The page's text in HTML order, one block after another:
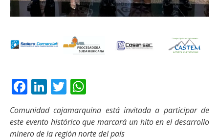
Facebook
LinkedIn
Twitter
Comunidad cajamarquina está invitada a participar de
este evento histórico que marcará un hito en el desarrollo
minero de la región norte del país